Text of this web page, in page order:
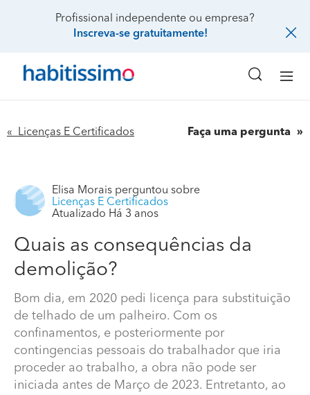
Profissional independente ou empresa?
Inscreva-se gratuitamente!
« Licenças E Certificados Faça uma pergunta
Elisa Morais perguntou sobre
Licenças E Certificados
Atualizado Há 3 anos
Quais as consequências da
demolição?
Bom dia, em 2020 pedi licença para substituição
de telhado de um palheiro. Com os
confinamentos, e posteriormente por
contingencias pessoais do trabalhador que iria
proceder ao trabalho, a obra não pode ser
iniciada antes de Março de 2023. Entretanto, ao